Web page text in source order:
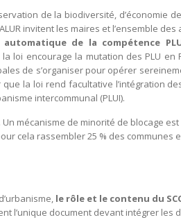
de la biodiversité, d’économie
invitent les maires et l’ensemble
de la compétence
la loi encourage la mutation des PLU en
de s’organiser pour opérer
la loi rend facultative l’intégration
intercommunal (PLUI).
mécanisme de minorité de blocage
cela rassembler 25 % des communes
le rôle et le contenu du
l’unique document devant intégrer les